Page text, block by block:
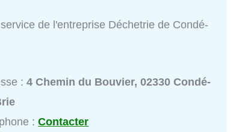
de l'entreprise Déchetrie de Condé-
:4 Chemin du Bouvier, 02330 Condé-
:Contacter